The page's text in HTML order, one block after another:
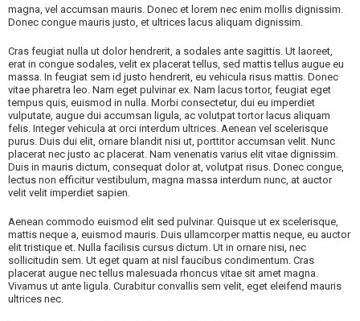
magna, vel accumsan mauris. Donec et lorem nec enim mollis dignissim.
Donec congue mauris justo, et ultrices lacus aliquam dignissim.
Cras feugiat nulla ut dolor hendrerit, a sodales ante sagittis. Ut laoreet,
erat in congue sodales, velit ex placerat tellus, sed mattis tellus augue eu
massa. In feugiat sem id justo hendrerit, eu vehicula risus mattis. Donec
vitae pharetra leo. Nam eget pulvinar ex. Nam lacus tortor, feugiat eget
tempus quis, euismod in nulla. Morbi consectetur, dui eu imperdiet
vulputate, augue dui accumsan ligula, ac volutpat tortor lacus aliquam
felis. Integer vehicula at orci interdum ultrices. Aenean vel scelerisque
purus. Duis dui elit, ornare blandit nisi ut, porttitor accumsan velit. Nunc
placerat nec justo ac placerat. Nam venenatis varius elit vitae dignissim.
Duis in mauris dictum, consequat dolor at, volutpat risus. Donec congue,
lectus non efficitur vestibulum, magna massa interdum nunc, at auctor
velit velit imperdiet sapien.
Aenean commodo euismod elit sed pulvinar. Quisque ut ex scelerisque,
mattis neque a, euismod mauris. Duis ullamcorper mattis neque, eu auctor
elit tristique et. Nulla facilisis cursus dictum. Ut in ornare nisi, nec
sollicitudin sem. Ut eget quam at nisl faucibus condimentum. Cras
placerat augue nec tellus malesuada rhoncus vitae sit amet magna.
Vivamus ut ante ligula. Curabitur convallis sem velit, eget eleifend mauris
ultrices nec.